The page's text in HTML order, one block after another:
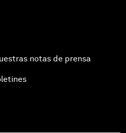
notas de prensa